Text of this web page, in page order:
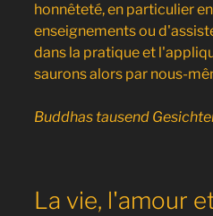
honnêteté, en particulier
enseignements ou
dans la pratique et
saurons alors par nous-
Buddhas tausend
La vie, l'amour